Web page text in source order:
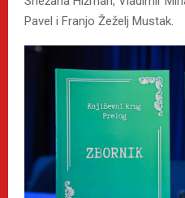
Pavel i Franjo Žeželj Mustak.